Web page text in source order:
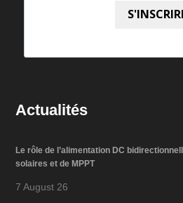
Actualités
Le rôle de l’alimentation DC
solaires et de MPPT
7 August 26